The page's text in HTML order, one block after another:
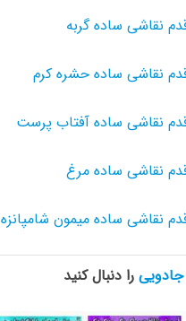
نقاشی ساده گربه
نقاشی ساده حشره کرم
نقاشی ساده آفتاب پرست
نقاشی ساده مرغ
نقاشی ساده میمون شامپانزه
جادویی را دنبال کنید